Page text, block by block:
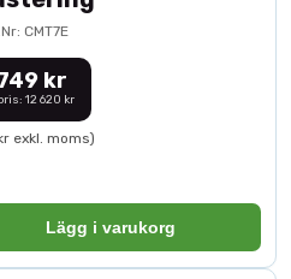
CMT7E
kr
12 620 kr
exkl. moms)
Lägg i varukorg